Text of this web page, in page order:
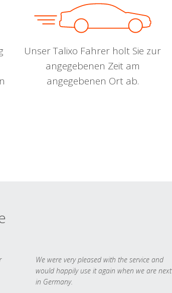
Unser Talixo Fahrer holt Sie zur
angegebenen Zeit am
angegebenen Ort ab.
We were very pleased with the service and
would happily use it again when we are next
in Germany.